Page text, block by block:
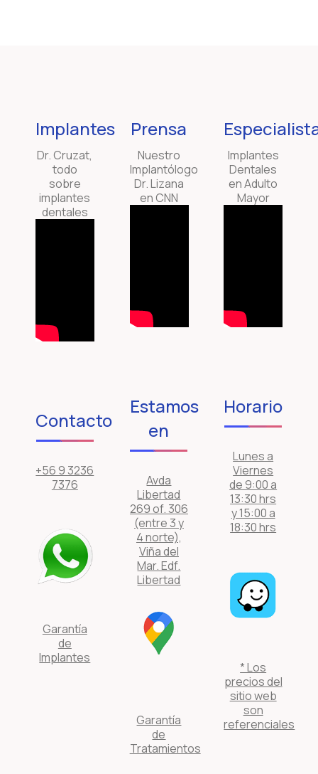
Implantes
Dr. Cruzat,
todo
sobre
implantes
dentales
Contacto
+56 9 3236
7376
Garantía
de
Implantes
Prensa
Nuestro
Implantólogo
Dr. Lizana
en CNN
Estamos
en
Avda
Libertad
269 of. 306
(entre 3 y
4 norte),
Viña del
Mar. Edf.
Libertad
Garantía
de
Tratamientos
Implantes
Dentales
en Adulto
Mayor
Horario
Lunes a
Viernes
de 9:00 a
13:30 hrs
y 15:00 a
18:30 hrs
* Los
precios del
sitio web
son
referenciales